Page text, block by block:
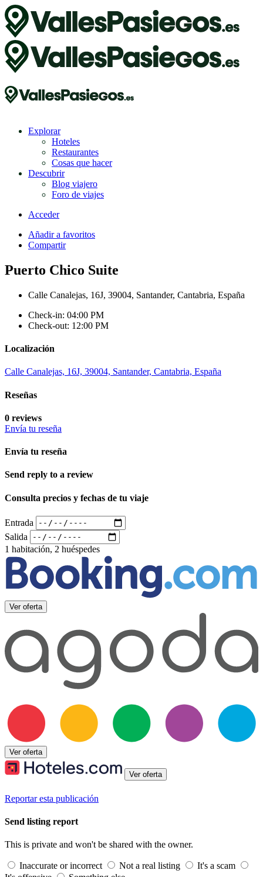
Explorar
Hoteles
Restaurantes
Cosas que hacer
Descubrir
Blog viajero
Foro de viajes
Acceder
Añadir a favoritos
Compartir
Puerto Chico Suite
Calle Canalejas, 16J, 39004, Santander, Cantabria, España
Check-in: 04:00 PM
Check-out: 12:00 PM
Localización
Calle Canalejas, 16J, 39004, Santander, Cantabria, España
Reseñas
0 reviews
Envía tu reseña
Envía tu reseña
Send reply to a review
Consulta precios y fechas de tu viaje
Entrada
Salida
1 habitación, 2 huéspedes
Ver oferta
Ver oferta
Ver oferta
Reportar esta publicación
Send listing report
This is private and won't be shared with the owner.
Inaccurate or incorrect Not a real listing
It's a scam